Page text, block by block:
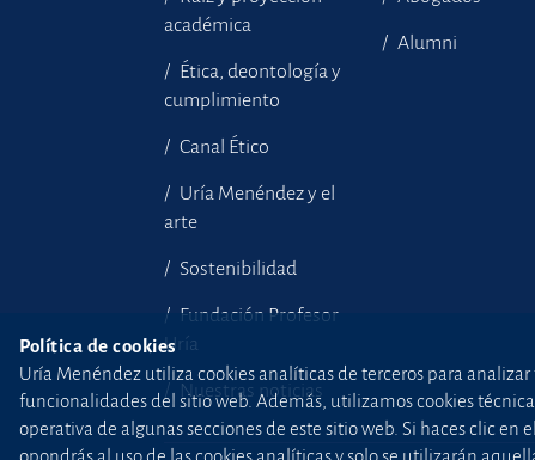
académica
Ética, deontología y
cumplimiento
Canal Ético
Uría Menéndez y el
arte
Sostenibilidad
Fundación Profesor
Uría
Nuestras noticias
Alumni
Política de cookies
Uría Menéndez utiliza cookies analíticas de terceros para
funcionalidades del sitio web. Además, utilizamos cookies
operativa de algunas secciones de este sitio web. Si haces clic en
opondrás al uso de las cookies analíticas y solo se utilizarán